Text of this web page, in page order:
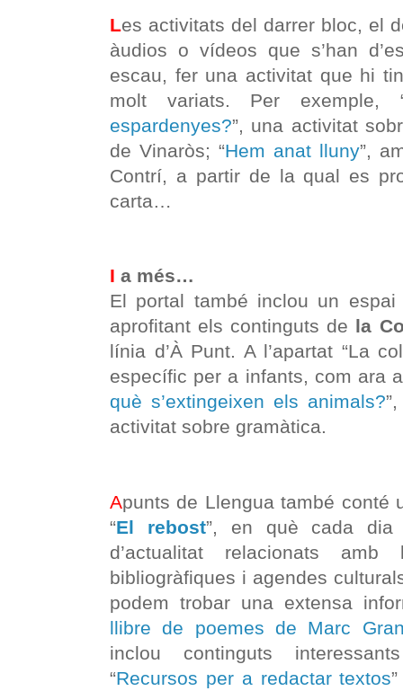
Les activitats del darrer bloc, el
àudios o vídeos que s’han
escau, fer una activitat que hi
molt variats. Per exemple,
espardenyes?”, una activitat
de Vinaròs; “Hem anat lluny”,
Contrí, a partir de la qual es
carta…
I a més…
El portal també inclou un
aprofitant els continguts de la
línia d’À Punt. A l’apartat “La
específic per a infants, com ara
què s’extingeixen els animals?
activitat sobre gramàtica.
Apunts de Llengua també conté
“El rebost”, en què cada dia
d’actualitat relacionats
bibliogràfiques i agendes
podem trobar una extensa
llibre de poemes de Marc
inclou continguts
“Recursos per a redactar textos